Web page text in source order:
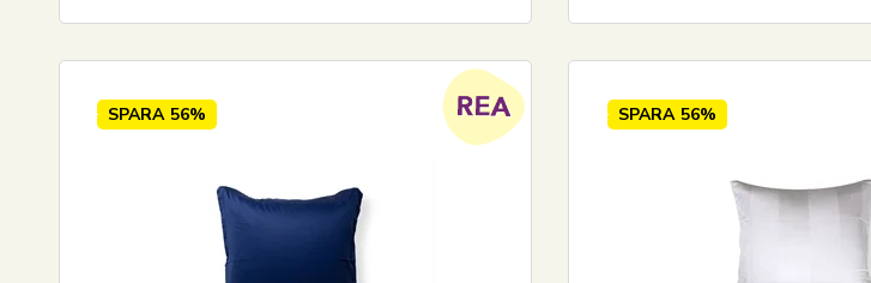
SPARA 56% SPARA 56%